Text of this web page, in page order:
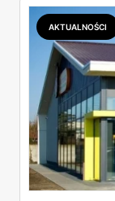
AKTUALNOŚCI